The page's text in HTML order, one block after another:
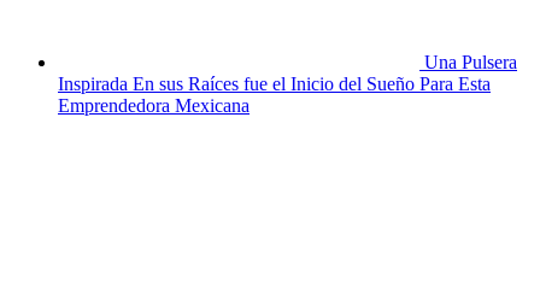
Una Pulsera
Inspirada En sus Raíces fue el Inicio del Sueño Para Esta
Emprendedora Mexicana